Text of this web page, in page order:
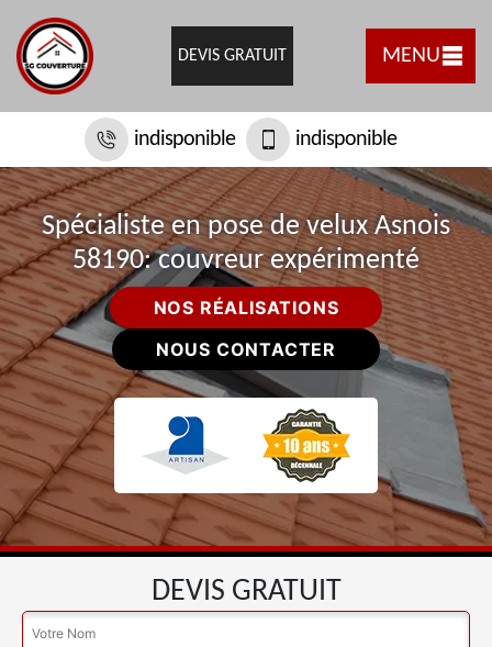
DEVIS GRATUIT MENU
indisponible indisponible
Spécialiste en pose de velux Asnois
58190: couvreur expérimenté
NOS RÉALISATIONS
NOUS CONTACTER
DEVIS GRATUIT